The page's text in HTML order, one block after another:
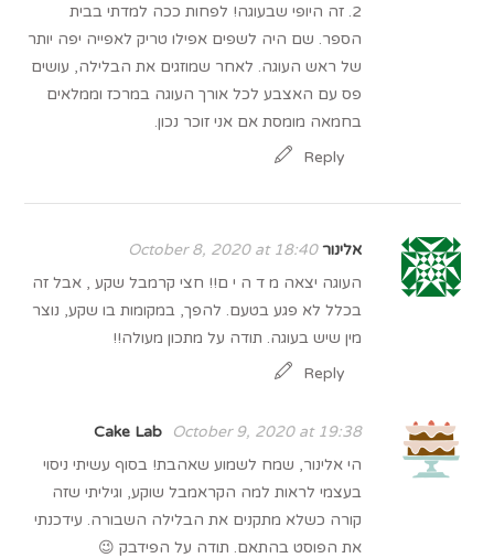
2. זה היופי שבעוגה! לפחות ככה למדתי בבית
הספר. שם היה לשפים אפילו טריק לאפייה יפה יותר
של ראש העוגה. לאחר שמוזגים את הבלילה, עושים
פס עם האצבע לכל אורך העוגה במרכז וממלאים
בחמאה מומסת אם אני זוכר נכון.
Reply
אלינור October 8, 2020 at 18:40
העוגה יצאה מ ד ה י ם!! חצי קרמבל שקע , אבל זה
בכלל לא פגע בטעם. להפך, במקומות בו שקע, נוצר
מין שיש בעוגה. תודה על מתכון מעולה!!
Reply
Cake Lab
October 9, 2020 at 19:38
הי אלינור, שמח לשמוע שאהבת! בסוף עשיתי ניסוי
בעצמי לראות למה הקראמבל שוקע, וגיליתי שזה
קורה כשלא מתקנים את הבלילה השבורה. עידכנתי
את הפוסט בהתאם. תודה על הפידבק 😉